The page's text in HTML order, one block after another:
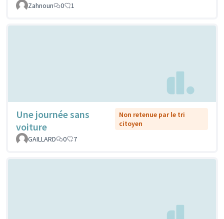
Zahnoun
0 1
Une journée sans
voiture
Non retenue par le tri
citoyen
GAILLARD
0 7